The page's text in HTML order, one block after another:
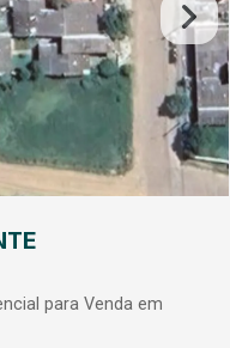
para Venda em